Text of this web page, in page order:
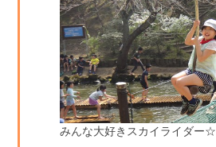
みんな大好きスカイライダー☆